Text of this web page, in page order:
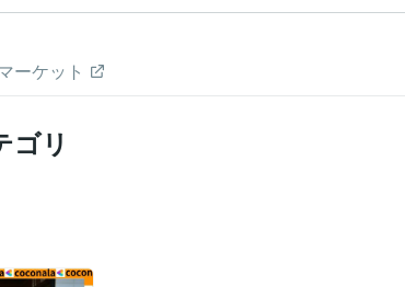
ーケット
ゴリ